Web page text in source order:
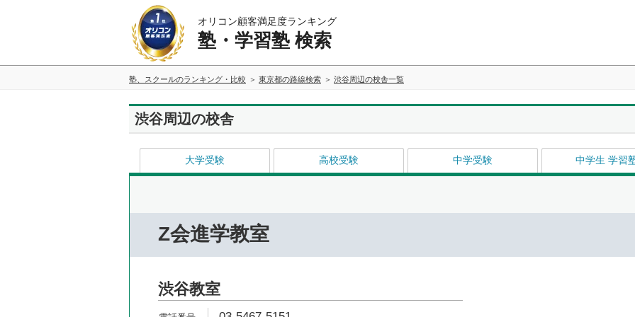
オリコン顧客満足度ランキング
塾・学習塾 検索
塾、スクールのランキング・比較 東京都の路線検索 渋谷周辺の校舎一覧
渋谷周辺の校舎
大学受験 高校受験 中学受験 中学生 学習
Z会進学教室
渋谷教室